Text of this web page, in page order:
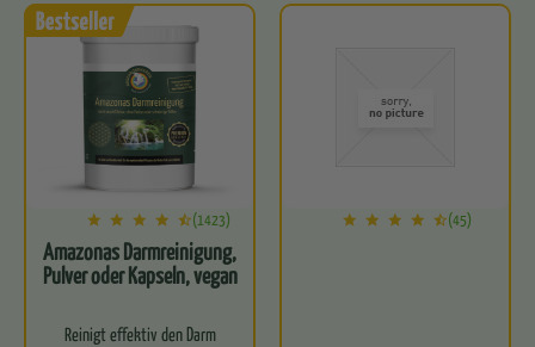
(1423)
Amazonas Darmreinigung,
Pulver oder Kapseln, vegan
Reinigt effektiv den Darm
(45)